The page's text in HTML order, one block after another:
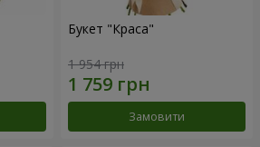
Букет "Краса"
1 954 грн
Замовити